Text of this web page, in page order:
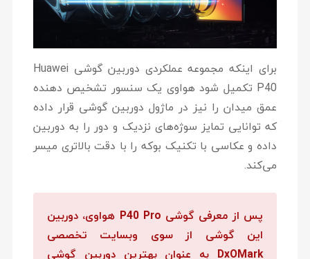
برای اینکه مجموعه عملکردی دوربین گوشی Huawei
P40 تکمیل شود هواوی یک سنسور تشخیص دهنده
عمق میدان را نیز در ماژول دوربین گوشی قرار داده
که توانایی تمایز سوژه‌های نزدیک و دور را به دوربین
داده و عکاسی با تکنیک بوکه را با دقت بالاتری میسر
می‌کند.
پس از معرفی گوشی P40 Pro هواوی، دوربین
این گوشی از سوی وبسایت تخصصی
DxOMark به عنوان بهترین دوربین گوشی